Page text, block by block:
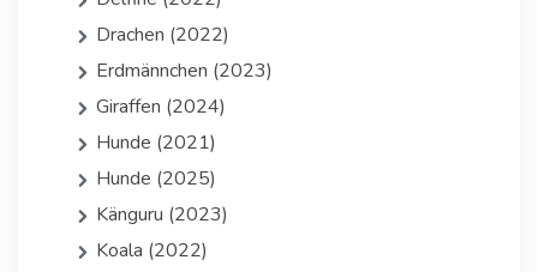
Drachen (2022)
Erdmännchen (2023)
Giraffen (2024)
Hunde (2021)
Hunde (2025)
Känguru (2023)
Koala (2022)